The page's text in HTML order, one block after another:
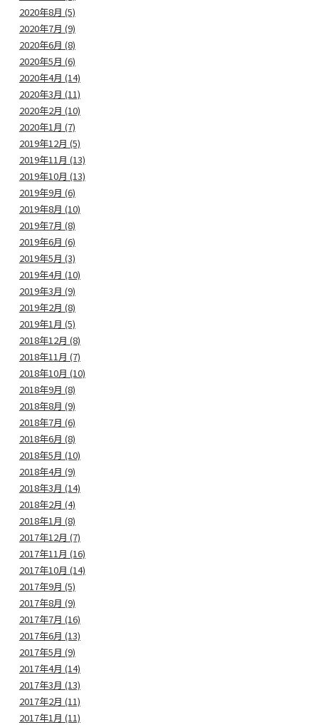
2020年8月 (5)
2020年7月 (9)
2020年6月 (8)
2020年5月 (6)
2020年4月 (14)
2020年3月 (11)
2020年2月 (10)
2020年1月 (7)
2019年12月 (5)
2019年11月 (13)
2019年10月 (13)
2019年9月 (6)
2019年8月 (10)
2019年7月 (8)
2019年6月 (6)
2019年5月 (3)
2019年4月 (10)
2019年3月 (9)
2019年2月 (8)
2019年1月 (5)
2018年12月 (8)
2018年11月 (7)
2018年10月 (10)
2018年9月 (8)
2018年8月 (9)
2018年7月 (6)
2018年6月 (8)
2018年5月 (10)
2018年4月 (9)
2018年3月 (14)
2018年2月 (4)
2018年1月 (8)
2017年12月 (7)
2017年11月 (16)
2017年10月 (14)
2017年9月 (5)
2017年8月 (9)
2017年7月 (16)
2017年6月 (13)
2017年5月 (9)
2017年4月 (14)
2017年3月 (13)
2017年2月 (11)
2017年1月 (11)